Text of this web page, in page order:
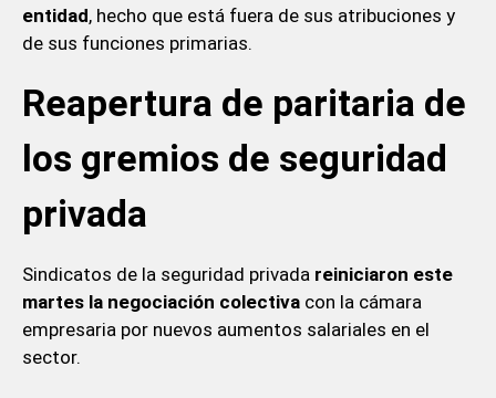
entidad, hecho que está fuera de sus atribuciones y
de sus funciones primarias.
Reapertura de paritaria de
los gremios de seguridad
privada
Sindicatos de la seguridad privada reiniciaron este
martes la negociación colectivacon la cámara
empresaria por nuevos aumentos salariales en el
sector.